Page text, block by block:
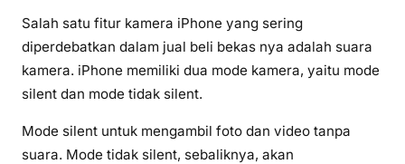
Salah satu fitur kamera iPhone yang sering
diperdebatkan dalam jual beli bekas nya adalah suara
kamera. iPhone memiliki dua mode kamera, yaitu mode
silent dan mode tidak silent.
Mode silent untuk mengambil foto dan video tanpa
suara. Mode tidak silent, sebaliknya, akan